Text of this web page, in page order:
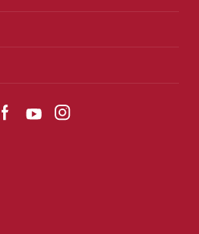
FacebookYouTubeInstagram